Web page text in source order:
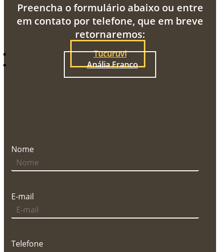
Preencha o formulário abaixo ou entre
em contato por telefone, que em breve
retornaremos:
Tucuruvi
Anália Franco
Nome
E-mail
Telefone